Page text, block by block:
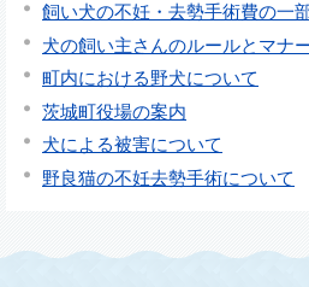
飼い犬の不妊・去勢手術費の一
犬の飼い主さんのルールとマナ
町内における野犬について
茨城町役場の案内
犬による被害について
野良猫の不妊去勢手術について